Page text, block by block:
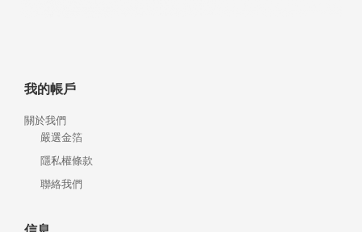
我的帳戶
關於我們
嚴選金箔
隱私權條款
聯絡我們